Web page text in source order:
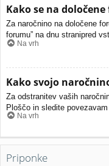
Kako se na
Za naročnino na določene
forumu” na dnu stranipred
Na vrh
Kako svojo
Za odstranitev vaših
Ploščo in sledite
Na vrh
Priponke